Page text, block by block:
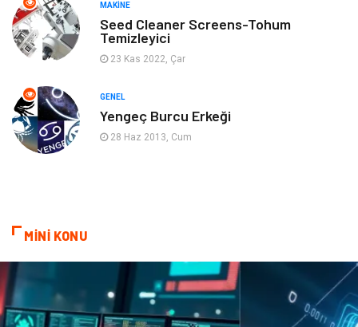
Gençlik & Eğlence
Mobilya
Evlilik Rehberi
Astroloji Keyfinizi Kaçırmayın
Sigorta Çadır
MAKINE
Seed Cleaner Screens-Tohum
Temizleyici
23 Kas 2022, Çar
GENEL
Yengeç Burcu Erkeği
28 Haz 2013, Cum
MİNİ KONU